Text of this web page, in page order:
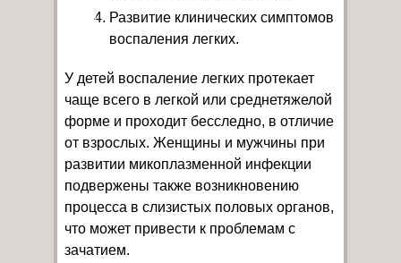
Развитие клинических симптомов
воспаления легких.
У детей воспаление легких протекает
чаще всего в легкой или среднетяжелой
форме и проходит бесследно, в отличие
от взрослых. Женщины и мужчины при
развитии микоплазменной инфекции
подвержены также возникновению
процесса в слизистых половых органов,
что может привести к проблемам с
зачатием.